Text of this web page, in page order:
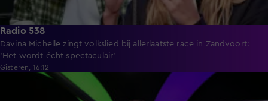
Radio 538
Davina Michelle zingt volkslied bij allerlaatste race in Zandvoort:
'Het wordt écht spectaculair'
Gisteren, 16:12